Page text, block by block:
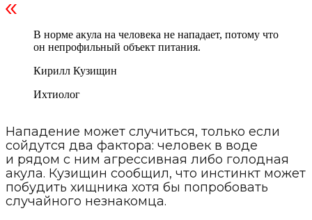
В норме акула на человека не нападает, потому что
он непрофильный объект питания.
Кирилл Кузищин
Ихтиолог
Нападение может случиться, только если
сойдутся два фактора: человек в воде
и рядом с ним агрессивная либо голодная
акула. Кузищин сообщил, что инстинкт может
побудить хищника хотя бы попробовать
случайного незнакомца.